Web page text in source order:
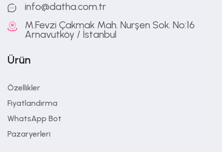
info@datha.com.tr
M.Fevzi Çakmak Mah. Nurşen Sok. No:16
Arnavutköy / İstanbul
Ürün
Özellikler
Fiyatlandırma
WhatsApp Bot
Pazaryerleri